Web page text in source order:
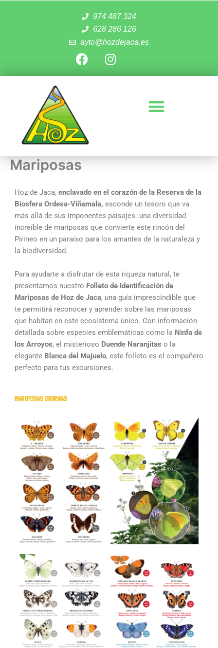
974 487 324
628 286 126
ayto@hozdejaca.es
F
a
o
o
k
I
n
m
Mariposas
Hoz de Jaca, enclavado en el corazón de la Reserva de la
Biosfera Ordesa-Viñamala, esconde un tesoro que va
más allá de sus imponentes paisajes: una diversidad
increíble de mariposas que convierte este rincón del
Pirineo en un paraíso para los amantes de la naturaleza y
la biodiversidad.
Para ayudarte a disfrutar de esta riqueza natural, te
presentamos nuestro Folleto de Identificación de
Mariposas de Hoz de Jaca, una guía imprescindible que
te permitirá reconocer y aprender sobre las mariposas
que habitan en este ecosistema único. Con información
detallada sobre especies emblemáticas como la Ninfa de
los Arroyos, el misterioso Duende Naranjitas o la
elegante Blanca del Majuelo, este folleto es el compañero
perfecto para tus excursiones.
MARIPOSAS DIURNAS